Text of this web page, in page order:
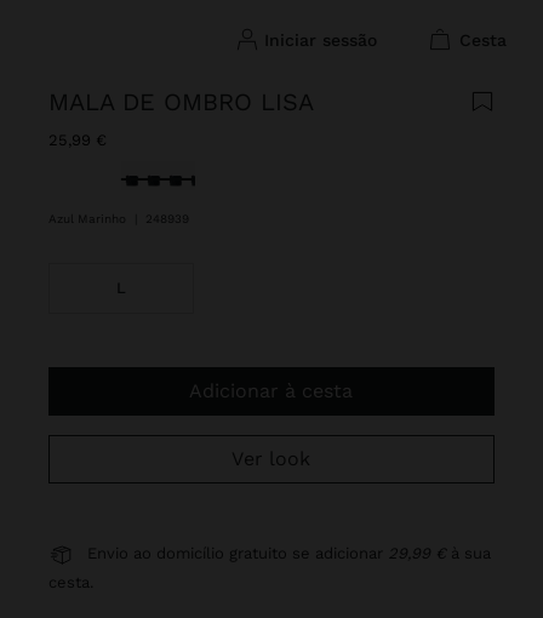
iniciar sessão cesta
MALA DE OMBRO LISA
25,99 €
Selecionado
Azul Marinho 248939
L
Adicionar à cesta
Ver look
Envio ao domicílio gratuito se adicionar 29,99 € à sua
cesta.